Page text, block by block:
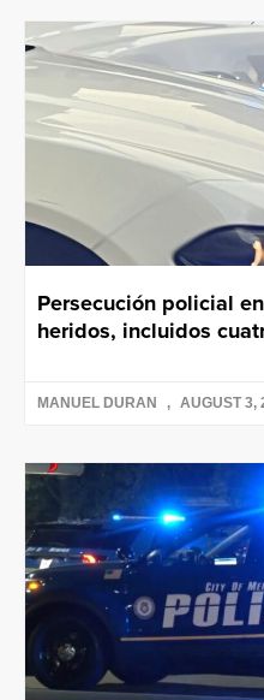
Persecución policial
heridos, incluidos
MANUEL DURAN AUGUST 3,